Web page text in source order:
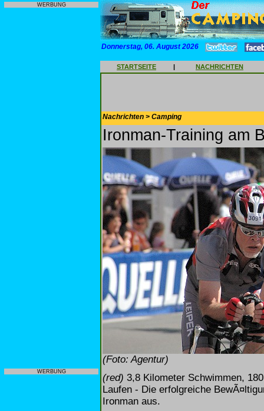
WERBUNG
WERBUNG
Donnerstag, 06. August 2026
STARTSEITE | NACHRICHTEN
Nachrichten > Camping
Ironman-Training am
(Foto: Agentur)
(red) 3,8 Kilometer Schwimmen,
Laufen - Die erfolgreiche
Ironman aus.